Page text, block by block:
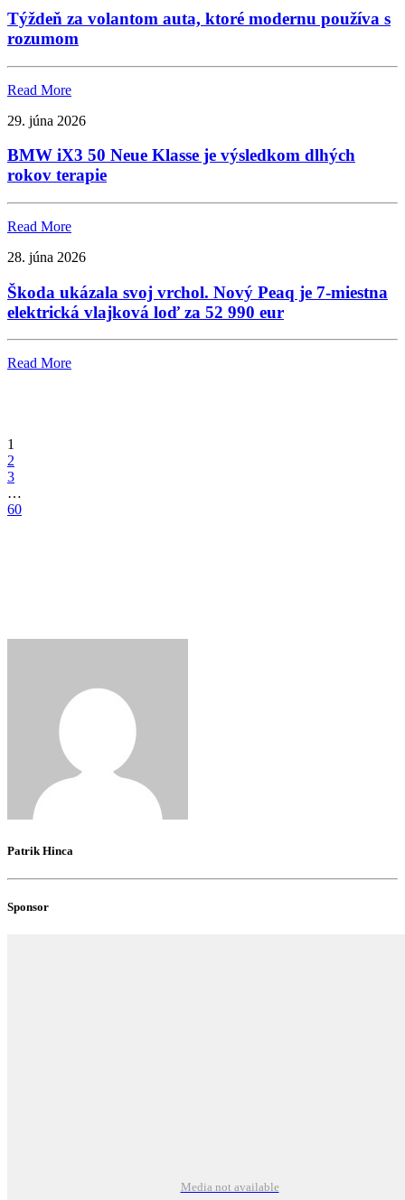
Týždeň za volantom auta, ktoré modernu používa s
rozumom
Read More
29. júna 2026
BMW iX3 50 Neue Klasse je výsledkom dlhých
rokov terapie
Read More
28. júna 2026
Škoda ukázala svoj vrchol. Nový Peaq je 7-miestna
elektrická vlajková loď za 52 990 eur
Read More
1
2
3
…
60
Patrik Hinca
Sponsor
Media not available